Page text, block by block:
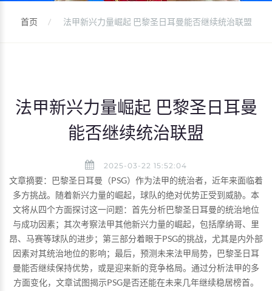
首页 法甲新兴力量崛起 巴黎圣日耳曼能否继续统治联盟
法甲新兴力量崛起 巴黎圣日耳曼
能否继续统治联盟
2025-03-22 15:52:04
文章摘要：巴黎圣日耳曼（PSG）作为法甲的统治者，近年来面临着
多方挑战。随着新兴力量的崛起，球队的绝对优势正受到威胁。本
文将从四个方面探讨这一问题：首先分析巴黎圣日耳曼的统治地位
与成功因素；其次考察法甲其他新兴力量的崛起，包括摩纳哥、里
昂、马赛等球队的进步；第三部分着眼于PSG的挑战，尤其是内外部
因素对其统治地位的影响；最后，预测未来法甲局势，巴黎圣日耳
曼能否继续保持优势，或是迎来新的竞争格局。通过分析法甲的多
方面变化，文章试图揭示PSG是否还能在未来几年继续稳居榜首。